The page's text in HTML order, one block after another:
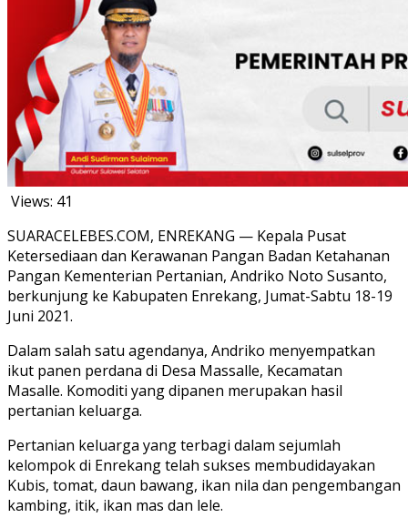
Views: 41
SUARACELEBES.COM, ENREKANG — Kepala Pusat
Ketersediaan dan Kerawanan Pangan Badan Ketahanan
Pangan Kementerian Pertanian, Andriko Noto Susanto,
berkunjung ke Kabupaten Enrekang, Jumat-Sabtu 18-19
Juni 2021.
Dalam salah satu agendanya, Andriko menyempatkan
ikut panen perdana di Desa Massalle, Kecamatan
Masalle. Komoditi yang dipanen merupakan hasil
pertanian keluarga.
Pertanian keluarga yang terbagi dalam sejumlah
kelompok di Enrekang telah sukses membudidayakan
Kubis, tomat, daun bawang, ikan nila dan pengembangan
kambing, itik, ikan mas dan lele.